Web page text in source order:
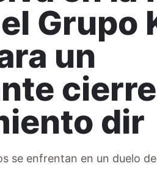
Grupo
un
dir
se enfrentan en un duelo